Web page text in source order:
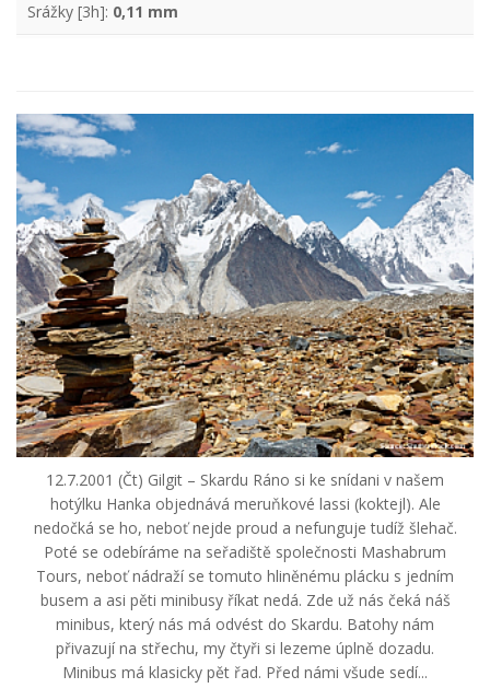
Srážky [3h]: 0,11 mm
12.7.2001 (Čt) Gilgit – Skardu Ráno si ke snídani v našem
hotýlku Hanka objednává meruňkové lassi (koktejl). Ale
nedočká se ho, neboť nejde proud a nefunguje tudíž šlehač.
Poté se odebíráme na seřadiště společnosti Mashabrum
Tours, neboť nádraží se tomuto hliněnému plácku s jedním
busem a asi pěti minibusy říkat nedá. Zde už nás čeká náš
minibus, který nás má odvést do Skardu. Batohy nám
přivazují na střechu, my čtyři si lezeme úplně dozadu.
Minibus má klasicky pět řad. Před námi všude sedí...